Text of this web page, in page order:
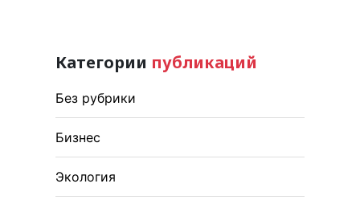
Категории публикаций
Без рубрики
Бизнес
Экология